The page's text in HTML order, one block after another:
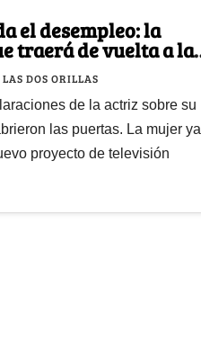
el desempleo: la
traerá de vuelta a la
issa
LAS DOS ORILLAS
de la actriz sobre su
las puertas. La mujer ya
proyecto de televisión